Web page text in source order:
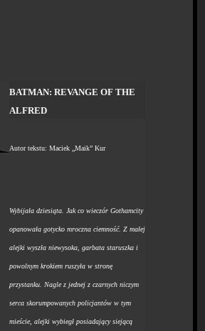
BATMAN: REVANGE OF THE
ALFRED
Autor tekstu: Maciek „Maik” Kur
Wybijała dziesiąta. Jak co wieczór Gothamcity
opanowała gotycko mroczna ciemność. Z małej
alejki wyszła niewysoka, garbata staruszka i
powolnym krokiem ruszyła w stronę
przystanku. Nagle z jednej z czarnych niczym
serca skorumpowanych policjantów w tym
mieście, alejki wybiegł posiadający siejącą